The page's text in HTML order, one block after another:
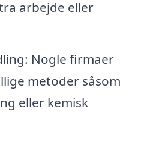
arbejde eller
Nogle firmaer
metoder såsom
eller kemisk